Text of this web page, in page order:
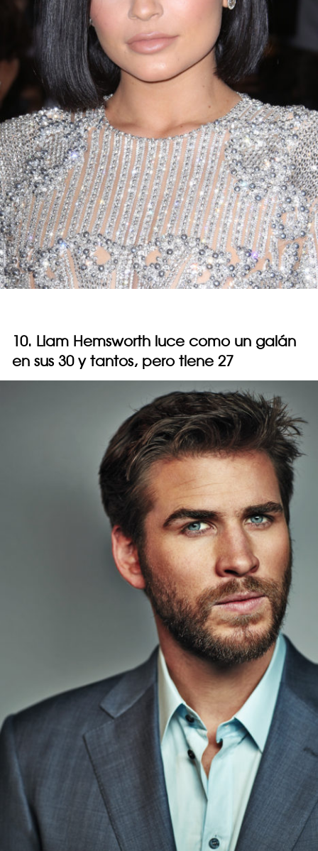
10. Liam Hemsworth luce como un galán
en sus 30 y tantos, pero tiene 27